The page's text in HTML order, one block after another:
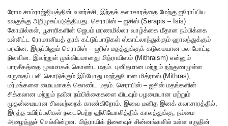
ரோம சாம்ராஜ்ஜியத்தின் வளர்ச்சி, இந்தக் கலாசாரத்தை மேற்கு ஐரோப்பிய
உலகுக்கு அறிமுகப்படுத்தியது. செராபிஸ் – ஐசிஸ் (Serapis – Isis)
கோயில்கள், பூசாரிகளின் ஜெபம் மரணமில்லா வாழ்க்கை மீதான நம்பிக்கை
உள்ளிட்ட ரோமானியத் தரக் கட்டுப்பாடுகள் ஸ்காட்லாந்துக்கும் ஹாலந்துக்கும்
பரவின. இருப்பினும் செராபிஸ் – ஐரிஸ் மதத்துக்குக் கடுமையான பல போட்டி
நிலவின. இவற்றுள் முக்கியமானது மித்ராயிஸம் (Mithraism) என்னும்
பாரசீகத்தை மூலமாகக் கொண்ட மதம். புனிதமான மற்றும் நற்குணமுள்ள
எருதைப் பலி கொடுக்கும் இப்போது மறந்துபோன மித்ராஸ் (Mithras),
மர்மங்களை மையமாகக் கொண்ட மதம். செராபிஸ் – ஐசிஸ் மதங்களின்
சிக்கலான மற்றும் நவீன நம்பிக்கைகளை விடவும் பழமையான மற்றும்
முதன்மையான சிலவற்றைக் காண்கிறோம். இவை மனித இனக் கலாசாரத்தில்,
இரத்த உயிர்ப்பலிகள் நடைபெற்ற ஹீலியோலித்திக் காலத்துக்கு, நம்மை
அழைத்துச் செல்கின்றன. மித்ராயிக் நினைவுச் சின்னங்களில் உள்ள எருதின்